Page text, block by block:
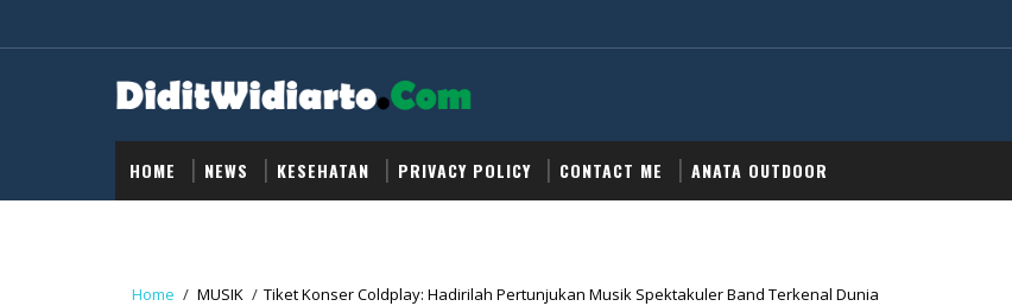
HOME NEWS KESEHATAN PRIVACY POLICY CONTACT ME ANATA OUTDOOR
Home / MUSIK / Tiket Konser Coldplay: Hadirilah Pertunjukan Musik Spektakuler Band Terkenal Dunia